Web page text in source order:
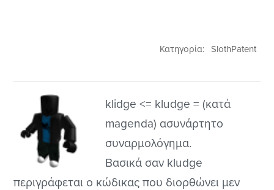
Κατηγορία: SlothPatent
klidge <= kludge = (κατά
magenda) ασυνάρτητο
συναρμολόγημα.
Βασικά σαν kludge
περιγράφεται ο κώδικας που διορθώνει μεν